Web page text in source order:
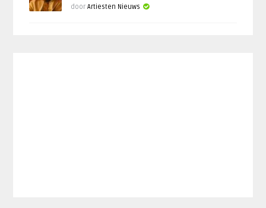
doorArtiesten Nieuws